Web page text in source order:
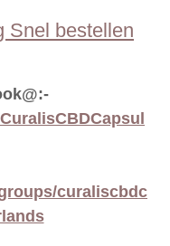
Snel bestellen
curaliscbdc